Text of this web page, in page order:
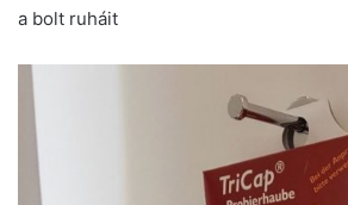
a bolt ruháit